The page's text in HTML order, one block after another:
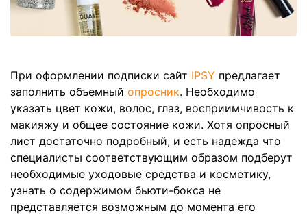
При оформлении подписки сайт IPSY предлагает
заполнить объемный опросник. Необходимо
указать цвет кожи, волос, глаз, восприимчивость к
макияжу и общее состояние кожи. Хотя опросный
лист достаточно подробный, и есть надежда что
специалисты соответствующим образом подберут
необходимые уходовые средства и косметику,
узнать о содержимом бьюти-бокса не
представляется возможным до момента его